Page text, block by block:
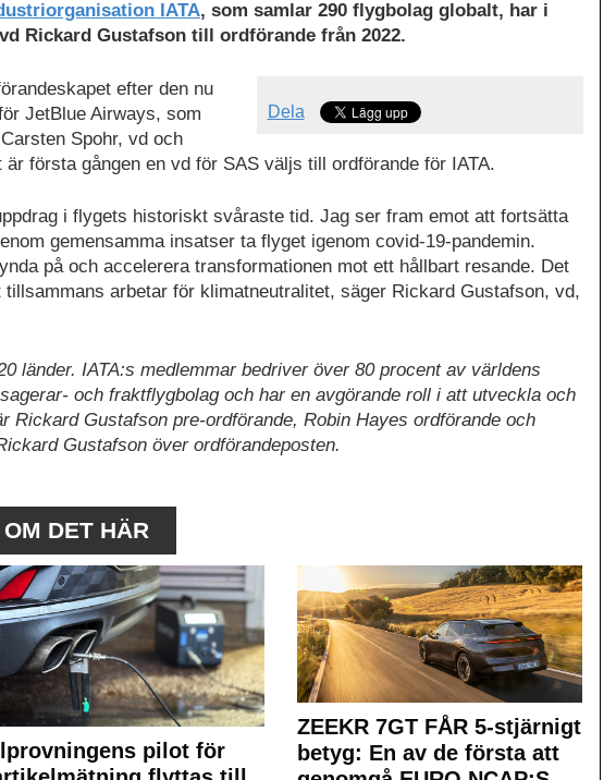
IATA, som samlar 290 flygbolag globalt, har i
vd Rickard Gustafson till ordförande från 2022.
Dela
efter den nu
JetBlue Airways, som
Spohr, vd och
första gången en vd för SAS väljs till ordförande för IATA.
i flygets historiskt svåraste tid. Jag ser fram emot att fortsätta
gemensamma insatser ta flyget igenom covid-19-pandemin.
på och accelerera transformationen mot ett hållbart resande. Det
arbetar för klimatneutralitet, säger Rickard Gustafson, vd,
länder. IATA:s medlemmar bedriver över 80 procent av världens
och fraktflygbolag och har en avgörande roll i att utveckla och
Rickard Gustafson pre-ordförande, Robin Hayes ordförande och
Gustafson över ordförandeposten.
DET HÄR
pilot för
ZEEKR 7GT FÅR 5-stjärnigt
betyg: En av de första att